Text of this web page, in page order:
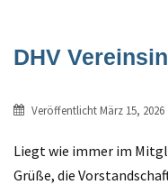
DHV
Veröffentlicht März 15, 2026
Liegt wie immer im
Grüße, die